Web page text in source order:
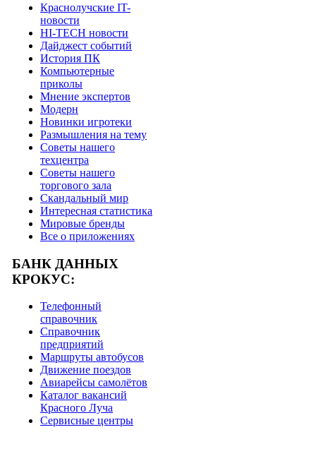
Краснолучские IT-
новости
HI-TECH новости
Дайджест событий
История ПК
Компьютерные
приколы
Мнение экспертов
Модерн
Новинки игротеки
Размышления на тему
Советы нашего
техцентра
Советы нашего
торгового зала
Скандальный мир
Интересная статистика
Мировые бренды
Все о приложениях
БАНК ДАННЫХ
КРОКУС:
Телефонный
справочник
Справочник
предприятий
Маршруты автобусов
Движение поездов
Авиарейсы самолётов
Каталог вакансий
Красного Луча
Сервисные центры